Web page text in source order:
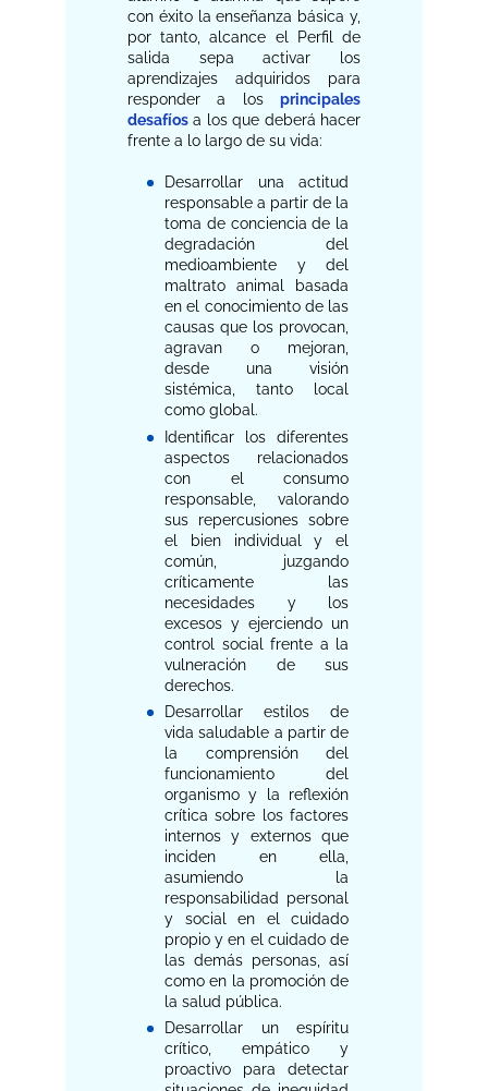
con éxito la enseñanza básica y,
por tanto, alcance el Perfil de
salida sepa activar los
aprendizajes adquiridos para
responder a los principales
desafíos a los que deberá hacer
frente a lo largo de su vida:
Desarrollar una actitud
responsable a partir de la
toma de conciencia de la
degradación del
medioambiente y del
maltrato animal basada
en el conocimiento de las
causas que los provocan,
agravan o mejoran,
desde una visión
sistémica, tanto local
como global.
Identificar los diferentes
aspectos relacionados
con el consumo
responsable, valorando
sus repercusiones sobre
el bien individual y el
común, juzgando
críticamente las
necesidades y los
excesos y ejerciendo un
control social frente a la
vulneración de sus
derechos.
Desarrollar estilos de
vida saludable a partir de
la comprensión del
funcionamiento del
organismo y la reflexión
crítica sobre los factores
internos y externos que
inciden en ella,
asumiendo la
responsabilidad personal
y social en el cuidado
propio y en el cuidado de
las demás personas, así
como en la promoción de
la salud pública.
Desarrollar un espíritu
crítico, empático y
proactivo para detectar